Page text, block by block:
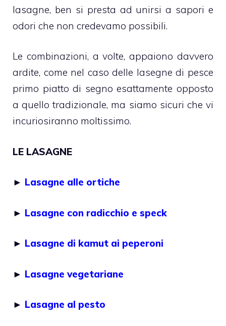
lasagne, ben si presta ad unirsi a sapori e
odori che non credevamo possibili.
Le combinazioni, a volte, appaiono davvero
ardite, come nel caso delle lasegne di pesce
primo piatto di segno esattamente opposto
a quello tradizionale, ma siamo sicuri che vi
incuriosiranno moltissimo.
LE LASAGNE
► Lasagne alle ortiche
► Lasagne con radicchio e speck
► Lasagne di kamut ai peperoni
► Lasagne vegetariane
► Lasagne al pesto